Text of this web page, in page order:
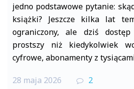
jedno podstawowe pytanie:
książki? Jeszcze kilka lat
ograniczony, ale dziś
prostszy niż kiedykolwiek
cyfrowe, abonamenty z
28 maja 2026 2